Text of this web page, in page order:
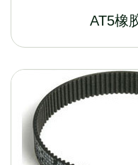
AT5橡